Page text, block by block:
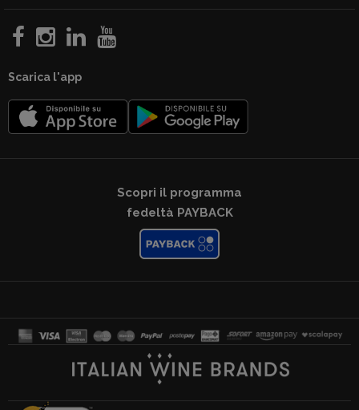
Scarica l'app
Scopri il programma
fedeltà PAYBACK